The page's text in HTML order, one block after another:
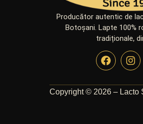
Producător autentic de
Botoșani. Lapte 100%
tradiționale,
Copyright © 2026 – Lacto